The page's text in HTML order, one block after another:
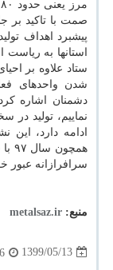
صمت با تاکید بر
پیشبرد اهداف
استانها به
ستاد علاوه بر
شدن واحدهای
دشمنان اشاره
نماییم، تولید
سرافرازانه عبور
منبع: metalsaz.ir
1399/05/13